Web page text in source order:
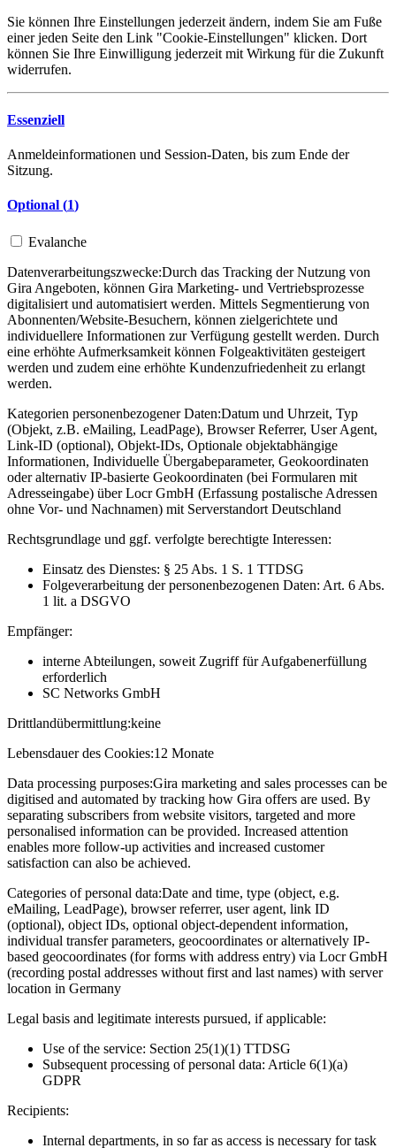
Sie können Ihre Einstellungen jederzeit ändern, indem Sie am Fuße
einer jeden Seite den Link "Cookie-Einstellungen" klicken. Dort
können Sie Ihre Einwilligung jederzeit mit Wirkung für die Zukunft
widerrufen.
Essenziell
Anmeldeinformationen und Session-Daten, bis zum Ende der
Sitzung.
Optional (1)
Evalanche
Datenverarbeitungszwecke:Durch das Tracking der Nutzung von
Gira Angeboten, können Gira Marketing- und Vertriebsprozesse
digitalisiert und automatisiert werden. Mittels Segmentierung von
Abonnenten/Website-Besuchern, können zielgerichtete und
individuellere Informationen zur Verfügung gestellt werden. Durch
eine erhöhte Aufmerksamkeit können Folgeaktivitäten gesteigert
werden und zudem eine erhöhte Kundenzufriedenheit zu erlangt
werden.
Kategorien personenbezogener Daten:Datum und Uhrzeit, Typ
(Objekt, z.B. eMailing, LeadPage), Browser Referrer, User Agent,
Link-ID (optional), Objekt-IDs, Optionale objektabhängige
Informationen, Individuelle Übergabeparameter, Geokoordinaten
oder alternativ IP-basierte Geokoordinaten (bei Formularen mit
Adresseingabe) über Locr GmbH (Erfassung postalische Adressen
ohne Vor- und Nachnamen) mit Serverstandort Deutschland
Rechtsgrundlage und ggf. verfolgte berechtigte Interessen:
Einsatz des Dienstes: § 25 Abs. 1 S. 1 TTDSG
Folgeverarbeitung der personenbezogenen Daten: Art. 6 Abs.
1 lit. a DSGVO
Empfänger:
interne Abteilungen, soweit Zugriff für Aufgabenerfüllung
erforderlich
SC Networks GmbH
Drittlandübermittlung:keine
Lebensdauer des Cookies:12 Monate
Data processing purposes:Gira marketing and sales processes can be
digitised and automated by tracking how Gira offers are used. By
separating subscribers from website visitors, targeted and more
personalised information can be provided. Increased attention
enables more follow-up activities and increased customer
satisfaction can also be achieved.
Categories of personal data:Date and time, type (object, e.g.
eMailing, LeadPage), browser referrer, user agent, link ID
(optional), object IDs, optional object-dependent information,
individual transfer parameters, geocoordinates or alternatively IP-
based geocoordinates (for forms with address entry) via Locr GmbH
(recording postal addresses without first and last names) with server
location in Germany
Legal basis and legitimate interests pursued, if applicable:
Use of the service: Section 25(1)(1) TTDSG
Subsequent processing of personal data: Article 6(1)(a)
GDPR
Recipients:
Internal departments, in so far as access is necessary for task